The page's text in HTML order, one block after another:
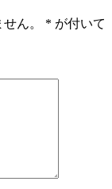
ん。 * が付いて